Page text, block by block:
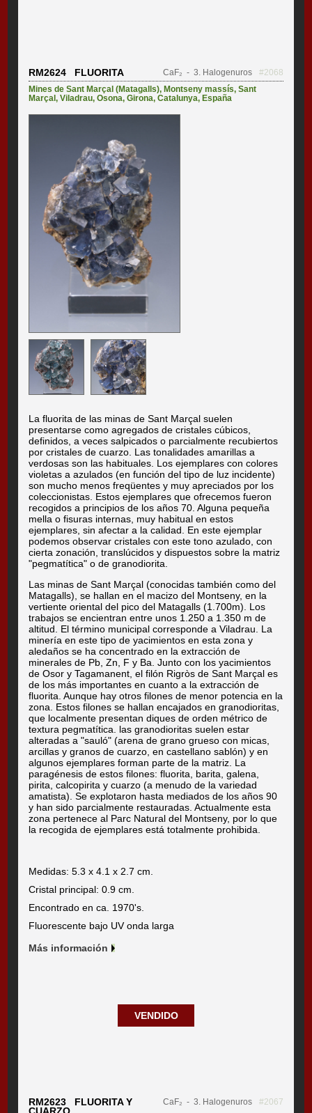
RM2624 FLUORITA CaF₂ - 3. Halogenuros
#2068
Mines de Sant Marçal (Matagalls),Montseny massís,Sant
Marçal,Viladrau,Osona,Girona,Catalunya,España
La fluorita de las minas de Sant Marçal suelen
presentarse como agregados de cristales cúbicos,
definidos, a veces salpicados o parcialmente recubiertos
por cristales de cuarzo. Las tonalidades amarillas a
verdosas son las habituales. Los ejemplares con colores
violetas a azulados (en función del tipo de luz incidente)
son mucho menos freqüentes y muy apreciados por los
coleccionistas. Estos ejemplares que ofrecemos fueron
recogidos a principios de los años 70. Alguna pequeña
mella o fisuras internas, muy habitual en estos
ejemplares, sin afectar a la calidad. En este ejemplar
podemos observar cristales con este tono azulado, con
cierta zonación, translúcidos y dispuestos sobre la matriz
"pegmatítica" o de granodiorita.
Las minas de Sant Marçal (conocidas también como del
Matagalls), se hallan en el macizo del Montseny, en la
vertiente oriental del pico del Matagalls (1.700m). Los
trabajos se encientran entre unos 1.250 a 1.350 m de
altitud. El término municipal corresponde a Viladrau. La
minería en este tipo de yacimientos en esta zona y
aledaños se ha concentrado en la extracción de
minerales de Pb, Zn, F y Ba. Junto con los yacimientos
de Osor y Tagamanent, el filón Rigròs de Sant Marçal es
de los más importantes en cuanto a la extracción de
fluorita. Aunque hay otros filones de menor potencia en la
zona. Estos filones se hallan encajados en granodioritas,
que localmente presentan diques de orden métrico de
textura pegmatítica. las granodioritas suelen estar
alteradas a "sauló" (arena de grano grueso con micas,
arcillas y granos de cuarzo, en castellano sablón) y en
algunos ejemplares forman parte de la matriz. La
paragénesis de estos filones: fluorita, barita, galena,
pirita, calcopirita y cuarzo (a menudo de la variedad
amatista). Se explotaron hasta mediados de los años 90
y han sido parcialmente restauradas. Actualmente esta
zona pertenece al Parc Natural del Montseny, por lo que
la recogida de ejemplares está totalmente prohibida.
Medidas: 5.3 x 4.1 x 2.7 cm.
Cristal principal: 0.9 cm.
Encontrado en ca. 1970's.
Fluorescente bajo UV onda larga
Más información
VENDIDO
RM2623 FLUORITA Y
CaF₂ - 3. Halogenuros #2067